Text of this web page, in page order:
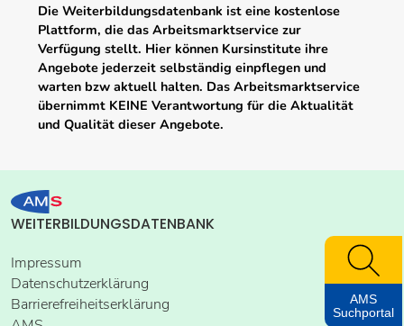
Die Weiterbildungsdatenbank ist eine kostenlose
Plattform, die das Arbeitsmarktservice zur
Verfügung stellt. Hier können Kursinstitute ihre
Angebote jederzeit selbständig einpflegen und
warten bzw aktuell halten. Das Arbeitsmarktservice
übernimmt KEINE Verantwortung für die Aktualität
und Qualität dieser Angebote.
WEITERBILDUNGSDATENBANK
Impressum
Datenschutzerklärung
Barrierefreiheitserklärung
AMS
Suchportal